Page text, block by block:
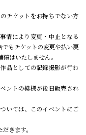
チケットをお持ちでない方
情により変更・中止となる
もチケットの変更や払い戻
はいたしません。
品としての記録撮影が行わ
ントの模様が後日販売され
いては、このイベントにご
きます。